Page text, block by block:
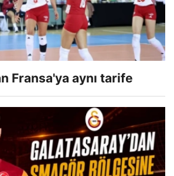
Fransa'ya aynı tarife